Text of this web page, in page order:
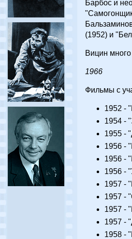
Барбос и
(1952) и
Вицин
1966
Фильмы с
1952 -
1954 -
1955 -
1956 -
1956 -
1956 -
1957 -
1957 -
1957 -
1957 -
1958 -